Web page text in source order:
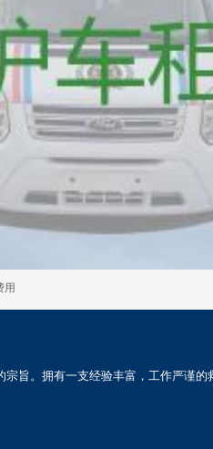
用
旨。拥有一支经验丰富，工作严谨